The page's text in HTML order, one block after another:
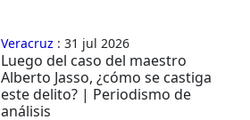
Veracruz : 31 jul 2026
Luego del caso del maestro
Alberto Jasso, ¿cómo se castiga
este delito? | Periodismo de
análisis